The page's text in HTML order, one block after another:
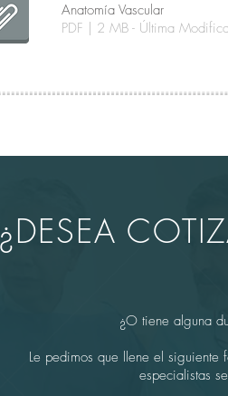
¿DESEA
¿O tiene alguna
Le pedimos que llene el siguiente
especialistas
Anatomía Vascular
PDF | 2 MB - Última